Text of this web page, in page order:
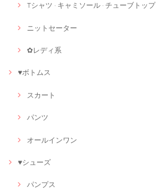
Tシャツ · キャミソール · チューブトップ
ニットセーター
✿レディ系
♥ボトムス
スカート
パンツ
オールインワン
♥シューズ
パンプス